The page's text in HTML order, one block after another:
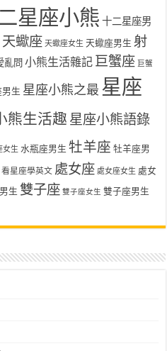
星座小熊 十二星座男
天蠍座 天蠍座女生 天蠍座男生 射
亂問 小熊生活雜記 巨蟹座 巨蟹
男生 星座小熊之最 星座
熊生活趣 星座小熊語錄
女生 水瓶座男生 牡羊座 牡羊座男
看星座學英文 處女座 處女座女生 處女
生 雙子座 雙子座女生 雙子座男生